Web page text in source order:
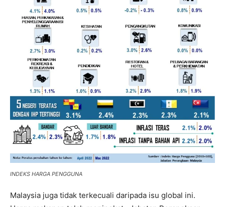
INDEKS HARGA PENGGUNA
Malaysia juga tidak terkecuali daripada isu global ini.